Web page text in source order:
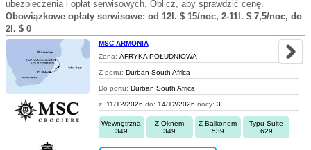
ubezpieczenia i opłat serwisowych. Oblicz, aby sprawdzić cenę.
Obowiązkowe opłaty serwisowe: od 12l. $ 15/noc, 2-11l. $ 7,5/noc, do
2l. $ 0
MSC ARMONIA
Zona: AFRYKA POŁUDNIOWA
Z portu: Durban South Africa
Do portu: Durban South Africa
z: 11/12/2026 do: 14/12/2026 nocy: 3
Wewnętrzna
349
Z Oknem
349
Z Balkonem
539
Typu Suite
629